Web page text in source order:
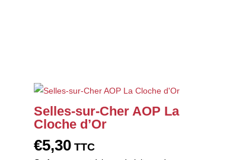
Selles-sur-Cher AOP La
Cloche d’Or
€5,30 TTC